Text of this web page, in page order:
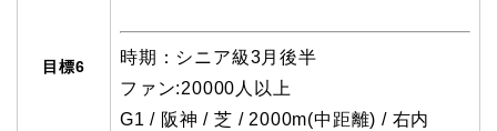
目標6
時期：シニア級3月後半
ファン:20000人以上
G1 / 阪神 / 芝 / 2000m(中距離) / 右内